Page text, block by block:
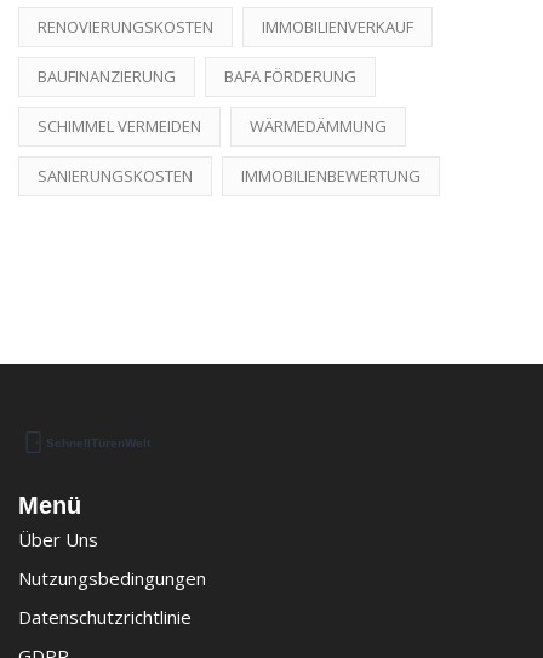
RENOVIERUNGSKOSTEN IMMOBILIENVERKAUF
BAUFINANZIERUNG BAFA FÖRDERUNG
SCHIMMEL VERMEIDEN WÄRMEDÄMMUNG
SANIERUNGSKOSTEN IMMOBILIENBEWERTUNG
Menü
Über Uns
Nutzungsbedingungen
Datenschutzrichtlinie